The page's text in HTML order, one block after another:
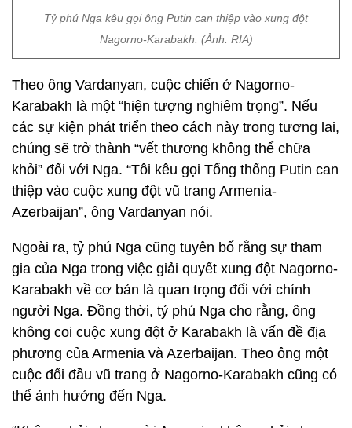
Tỷ phú Nga kêu gọi ông Putin can thiệp vào xung đột
Nagorno-Karabakh. (Ảnh: RIA)
Theo ông Vardanyan, cuộc chiến ở Nagorno-
Karabakh là một “hiện tượng nghiêm trọng”. Nếu
các sự kiện phát triển theo cách này trong tương lai,
chúng sẽ trở thành “vết thương không thể chữa
khỏi” đối với Nga. “Tôi kêu gọi Tổng thống Putin can
thiệp vào cuộc xung đột vũ trang Armenia-
Azerbaijan”, ông Vardanyan nói.
Ngoài ra, tỷ phú Nga cũng tuyên bố rằng sự tham
gia của Nga trong việc giải quyết xung đột Nagorno-
Karabakh về cơ bản là quan trọng đối với chính
người Nga. Đồng thời, tỷ phú Nga cho rằng, ông
không coi cuộc xung đột ở Karabakh là vấn đề địa
phương của Armenia và Azerbaijan. Theo ông một
cuộc đối đầu vũ trang ở Nagorno-Karabakh cũng có
thể ảnh hưởng đến Nga.